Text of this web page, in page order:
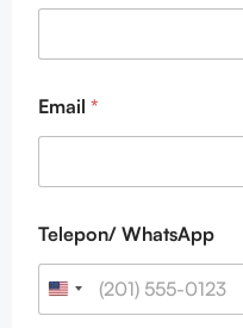
Email *
Telepon/ WhatsApp